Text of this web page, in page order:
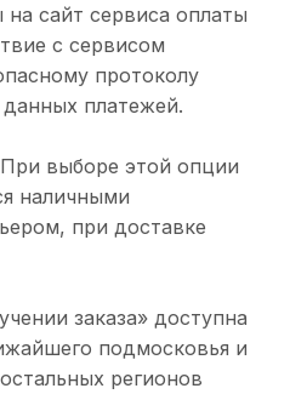
сайт сервиса оплаты
с сервисом
протоколу
платежей.
При выборе этой опции
наличными
при доставке
заказа» доступна
подмосковья и
регионов